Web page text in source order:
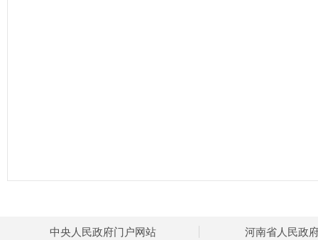
中央人民政府门户网站 河南省人民政